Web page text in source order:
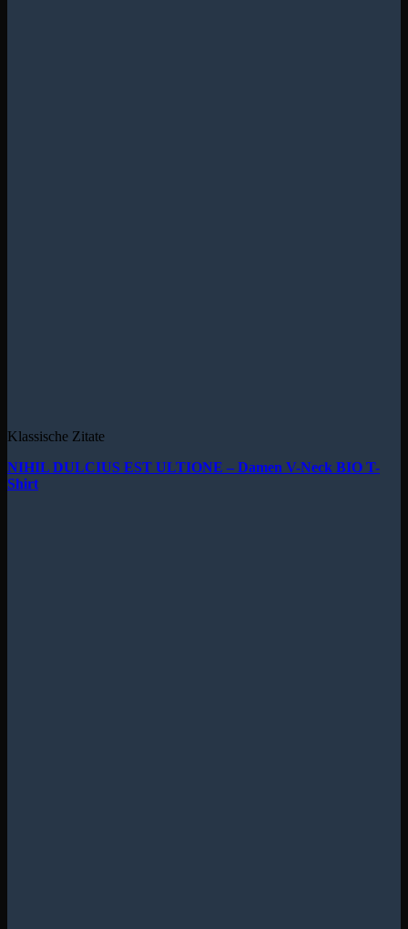
Klassische Zitate
NIHIL DULCIUS EST ULTIONE – Damen V-Neck BIO T-
Shirt